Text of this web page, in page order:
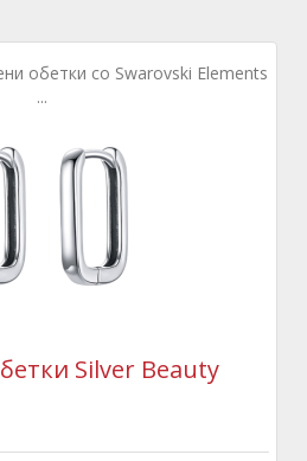
обетки со Swarovski Elements
...
Silver Beauty